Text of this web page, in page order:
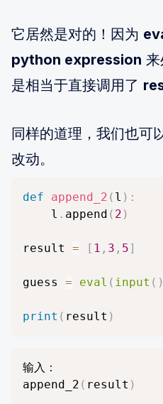
它居然是对的！因为
python expression
是相当于直接调用了
同样的道理，我们也可
改动。
def append_2 ( l ) :
	l
. append ( 2 )
result = [ 1 , 3 , 5]
guess = eval ( input ( )
print ( result )
输入：
append_2 ( result )